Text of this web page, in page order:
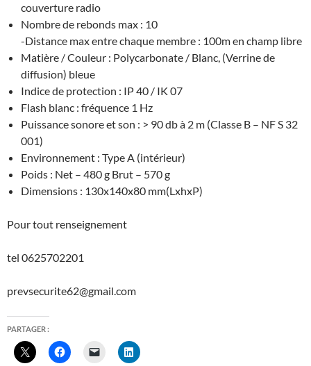
couverture radio
Nombre de rebonds max : 10
-Distance max entre chaque membre : 100m en champ libre
Matière / Couleur : Polycarbonate / Blanc, (Verrine de
diffusion) bleue
Indice de protection : IP 40 / IK 07
Flash blanc : fréquence 1 Hz
Puissance sonore et son : > 90 db à 2 m (Classe B – NF S 32
001)
Environnement : Type A (intérieur)
Poids : Net – 480 g Brut – 570 g
Dimensions : 130x140x80 mm(LxhxP)
Pour tout renseignement
tel 0625702201
prevsecurite62@gmail.com
PARTAGER :